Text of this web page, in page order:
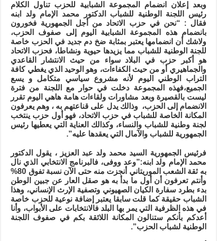
وبعد إعلان انضمام المجموعة الشبابية للحزب تناول الكلام
رئيس اللجنة الوطنية للشباب الدكتور محمد الإمام ولد ابنه
فقال : “نحن في حزب الاتحاد من أجل الجمهورية فخورون
بانضمام هذه المجموعة الشبابية اليوم إلى صفوف الحزب،
ولاشك أن انضمامها يعتبر بمثابة ضخ دم جديد في الحزب خاصة
للجنة الوطنية للشباب مما يزيدها حيوية ونشاطا، فحزب الاتحاد
هو أكبر حزب في البلاد سواء من حيث الانتشار القاعدي
والجماهيري أو من حيث الكفاءات، وهو الوحيد الذي يغطي كافة
التراب الوطني اليوم لأنه مشروع سياسي متكامل و يسع
الجميع،فهذه المجموعة دخلت في حوار مع اللجنة من فترة
ليست بالقصيرة وبعد مشاورات ولقاءات هامة هاهي اليوم تقرر
الانضمام إلى الحزب، وذالك يدل على قناعتهم به ، وهم يعرفون
المكانة الخاصة للشباب في حزب الاتحاد، فهو أول حزب ينتخب
لجنة وطنية للشباب والنساء، وكذالك العناية التي يعطيها رئيس
الجمهورية للشباب والآمال التي يعقدها عليه”.
فرئيس الجمهورية السيد محمد ولد عبد العزيز ، يقول الدكتور
محمد الإمام ولد ابنه:”وعد ووفى، فالبرنامج الانتخابي الذي نال
به ثقة الشعب الموريتاني أنجزت منه حتى الآن نسبة تفوق 80
%
وأنتم تعرفون أن أول ما بدأ به هو صقل العار عن جبين الوطن
بدء بطرد سفارة الكيان الصهيوني وتصفية الإرث الإنساني، وهذا
الشباب حقيقة كما قلت سابقا يعتبر إضافة نوعية للحزب خاصة
في هذه الظرفية التي يمر بها البلد فالانتخابات على الأبواب، وأنا
أعدكم بأنكم ستنالون المكانة اللائقة بكم في صفوف اللجنة
الوطنية لشباب الحزب”.